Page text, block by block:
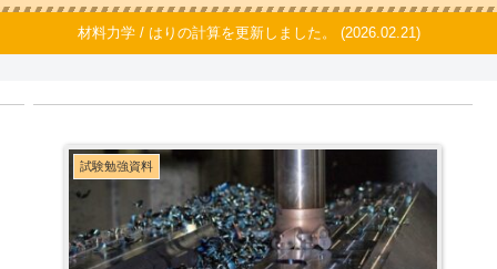
材料力学 / はりの計算を更新しました。 (2026.02.21)
試験勉強資料